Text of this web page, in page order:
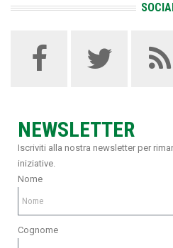
NEWSLETTER
Iscriviti alla nostra newsletter per
iniziative.
Nome
Cognome